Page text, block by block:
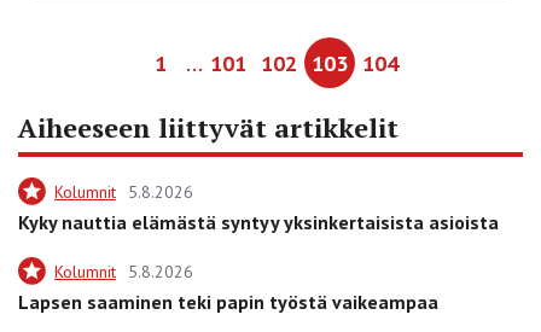
1 … 101 102 103 104
Aiheeseen liittyvät artikkelit
Kolumnit 5.8.2026
Kyky nauttia elämästä syntyy yksinkertaisista asioista
Kolumnit 5.8.2026
Lapsen saaminen teki papin työstä vaikeampaa